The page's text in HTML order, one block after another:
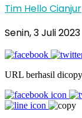
Tim Hello Cianjur
Senin, 3 Juli 2023
URL berhasil dicopy